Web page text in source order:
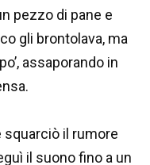
pezzo di pane e
gli brontolava, ma
assaporando in
squarciò il rumore
il suono fino a un